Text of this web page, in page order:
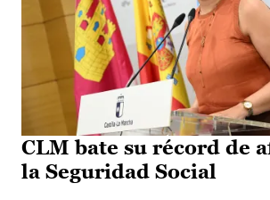
CLM bate su récord de
la Seguridad Social